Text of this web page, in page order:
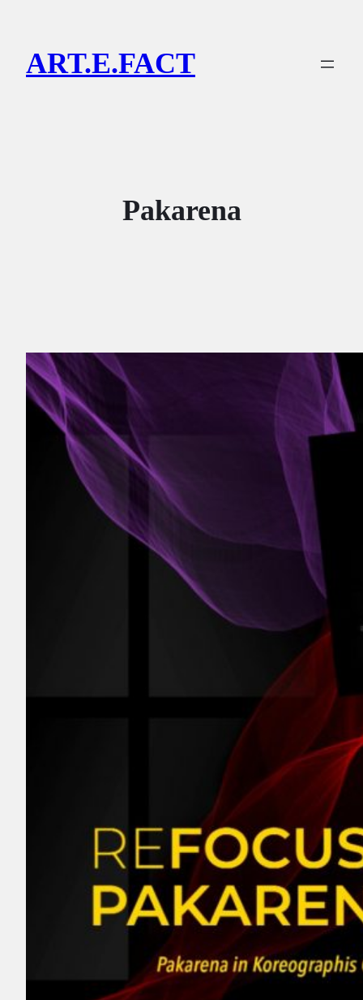
kontenART.E.FACT
Pakarena